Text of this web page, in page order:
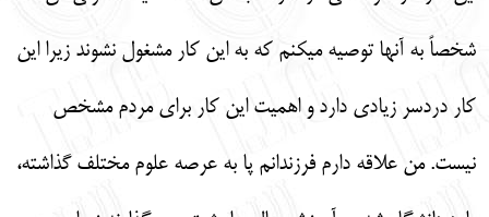
شخصاً به آنها توصيه مي‏كنم كه به اين كار مشغول نشوند زيرا اين
كار دردسر زيادي دارد و اهميت اين كار براي مردم مشخص
نيست. من علاقه دارم فرزندانم پا به عرصه علوم مختلف گذاشته،